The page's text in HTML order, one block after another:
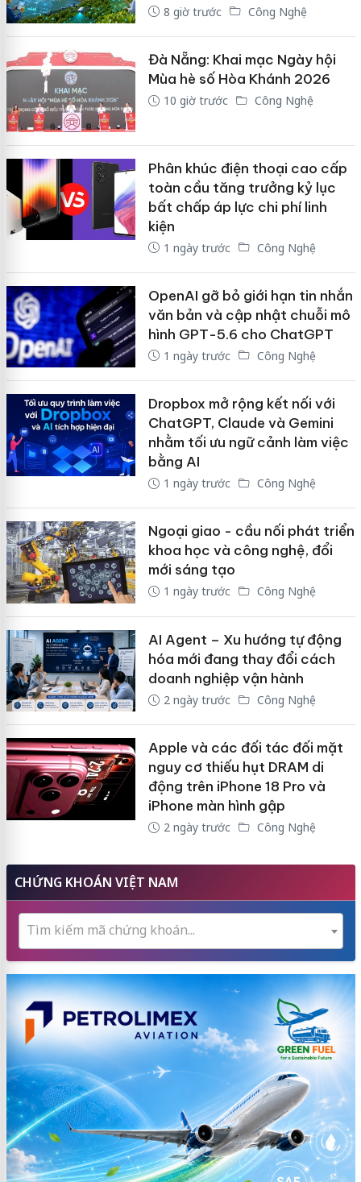
8 giờ trước Công Nghệ
Đà Nẵng: Khai mạc Ngày hội
Mùa hè số Hòa Khánh 2026
10 giờ trước Công Nghệ
Phân khúc điện thoại cao cấp
toàn cầu tăng trưởng kỷ lục
bất chấp áp lực chi phí linh
kiện
1 ngày trước Công Nghệ
OpenAI gỡ bỏ giới hạn tin nhắn
văn bản và cập nhật chuỗi mô
hình GPT-5.6 cho ChatGPT
1 ngày trước Công Nghệ
Dropbox mở rộng kết nối với
ChatGPT, Claude và Gemini
nhằm tối ưu ngữ cảnh làm việc
bằng AI
1 ngày trước Công Nghệ
Ngoại giao - cầu nối phát triển
khoa học và công nghệ, đổi
mới sáng tạo
1 ngày trước Công Nghệ
AI Agent – Xu hướng tự động
hóa mới đang thay đổi cách
doanh nghiệp vận hành
2 ngày trước Công Nghệ
Apple và các đối tác đối mặt
nguy cơ thiếu hụt DRAM di
động trên iPhone 18 Pro và
iPhone màn hình gập
2 ngày trước Công Nghệ
CHỨNG KHOÁN VIỆT NAM
Tìm kiếm mã chứng khoán...